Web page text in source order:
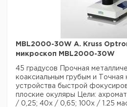
MBL2000-30W A. Kruss
микроскоп MBL2000-30W
45 градусов
Прочная
коаксиальным грубым и
устройства быстрой
плоские окуляры
Цели:
/ 0,25; 40x / 0,65;
100x / 1.25